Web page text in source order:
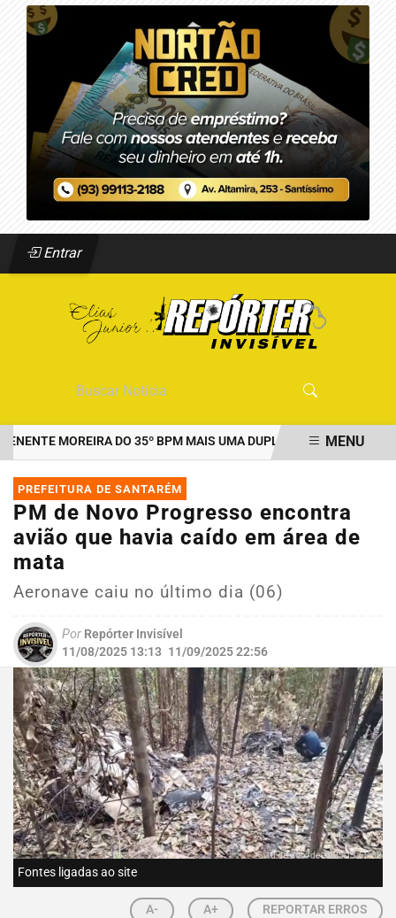
Entrar
MOREIRA DO 35º BPM MAIS UMA DUPLA PRESA POR TRÁFICO
EM ALTA
MENU
PREFEITURA DE SANTARÉM
PM de Novo Progresso encontra
avião que havia caído em área de
mata
Aeronave caiu no último dia (06)
Por Repórter Invisível
11/08/2025 13:13 11/09/2025 22:56
Fontes ligadas ao site
A- A+ REPORTAR ERROS